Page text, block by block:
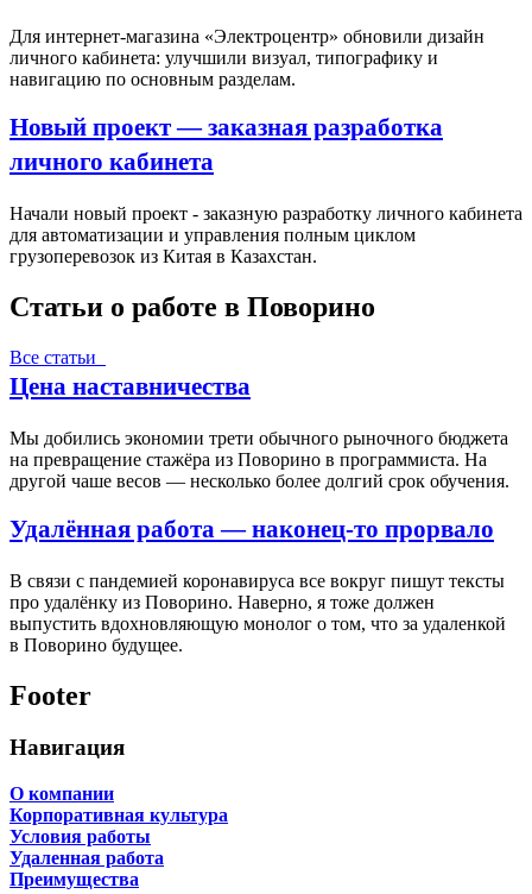
Для интернет-магазина «Электроцентр» обновили дизайн
личного кабинета: улучшили визуал, типографику и
навигацию по основным разделам.
Новый проект — заказная разработка
личного кабинета
Начали новый проект - заказную разработку личного кабинета
для автоматизации и управления полным циклом
грузоперевозок из Китая в Казахстан.
Статьи о работе в Поворино
Все статьи
Цена наставничества
Мы добились экономии трети обычного рыночного бюджета
на превращение стажёра из Поворино в программиста. На
другой чаше весов — несколько более долгий срок обучения.
Удалённая работа — наконец-то прорвало
В связи с пандемией коронавируса все вокруг пишут тексты
про удалёнку из Поворино. Наверно, я тоже должен
выпустить вдохновляющую монолог о том, что за удаленкой
в Поворино будущее.
Footer
Навигация
О компании
Корпоративная культура
Условия работы
Удаленная работа
Преимущества